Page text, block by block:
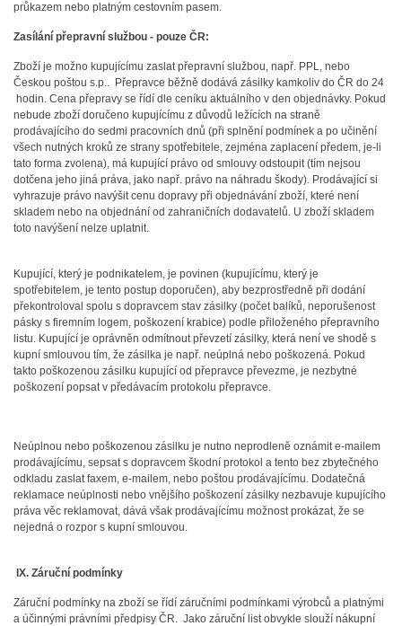
průkazem nebo platným cestovním pasem.
Zasílání přepravní službou - pouze ČR:
Zboží je možno kupujícímu zaslat přepravní službou, např. PPL, nebo
Českou poštou s.p.. Přepravce běžně dodává zásilky kamkoliv do ČR do 24
hodin. Cena přepravy se řídí dle ceníku aktuálního v den objednávky. Pokud
nebude zboží doručeno kupujícímu z důvodů ležících na straně
prodávajícího do sedmi pracovních dnů (při splnění podmínek a po učinění
všech nutných kroků ze strany spotřebitele, zejména zaplacení předem, je-li
tato forma zvolena), má kupující právo od smlouvy odstoupit (tím nejsou
dotčena jeho jiná práva, jako např. právo na náhradu škody). Prodávající si
vyhrazuje právo navýšit cenu dopravy při objednávání zboží, které není
skladem nebo na objednání od zahraničních dodavatelů. U zboží skladem
toto navýšení nelze uplatnit.
Kupující, který je podnikatelem, je povinen (kupujícímu, který je
spotřebitelem, je tento postup doporučen), aby bezprostředně při dodání
překontroloval spolu s dopravcem stav zásilky (počet balíků, neporušenost
pásky s firemním logem, poškození krabice) podle přiloženého přepravního
listu. Kupující je oprávněn odmítnout převzetí zásilky, která není ve shodě s
kupní smlouvou tím, že zásilka je např. neúplná nebo poškozená. Pokud
takto poškozenou zásilku kupující od přepravce převezme, je nezbytné
poškození popsat v předávacím protokolu přepravce.
Neúplnou nebo poškozenou zásilku je nutno neprodleně oznámit e-mailem
prodávajícímu, sepsat s dopravcem škodní protokol a tento bez zbytečného
odkladu zaslat faxem, e-mailem, nebo poštou prodávajícímu. Dodatečná
reklamace neúplnosti nebo vnějšího poškození zásilky nezbavuje kupujícího
práva věc reklamovat, dává však prodávajícímu možnost prokázat, že se
nejedná o rozpor s kupní smlouvou.
IX. Záruční podmínky
Záruční podmínky na zboží se řídí záručními podmínkami výrobců a platnými
a účinnými právními předpisy ČR. Jako záruční list obvykle slouží nákupní